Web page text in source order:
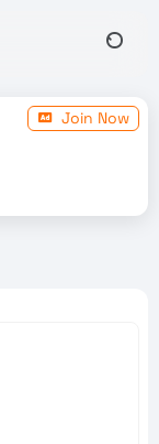
Join Now